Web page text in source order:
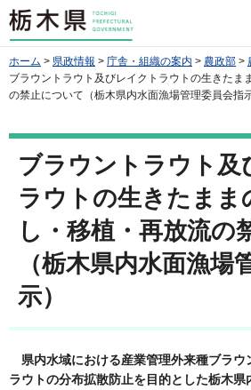
栃木県
ホーム > 県政情報 > 庁舎・組織の案内 > 農政部 >
ブラウントラウト及びレイクトラウトの生きたま
の禁止について（栃木県内水面漁場管理委員会指示
ブラウントラウト及
ラウトの生きたまま
し・移植・再放流の
（栃木県内水面漁場
示）
県内水域における産業管理外来種ブラウ
ラウトの分布拡散防止を目的とした栃木県